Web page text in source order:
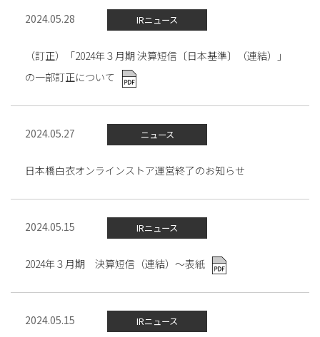
2024.05.28 IRニュース
（訂正）「2024年３月期 決算短信〔日本基準〕（連結）」
の一部訂正について
2024.05.27 ニュース
日本橋白衣オンラインストア運営終了のお知らせ
2024.05.15 IRニュース
2024年３月期 決算短信（連結）～表紙
2024.05.15 IRニュース